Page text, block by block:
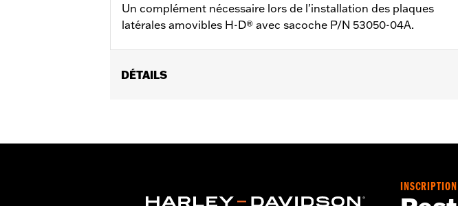
Un complément nécessaire lors de l'installation des plaques
latérales amovibles H-D® avec sacoche P/N 53050-04A.
DÉTAILS
montant de Sissy Bar monobloc amovible P/N 51146-10A,